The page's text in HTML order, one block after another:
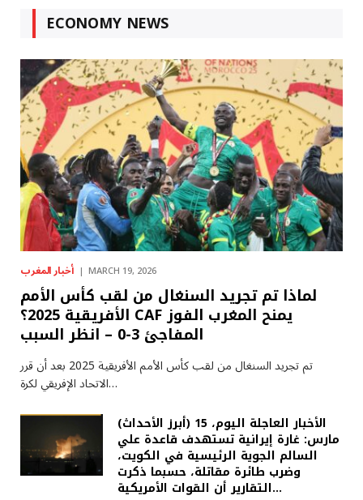
ECONOMY NEWS
أخبار المغرب MARCH 19, 2026
لماذا تم تجريد السنغال من لقب كأس الأمم
الأفريقية 2025؟ CAF يمنح المغرب الفوز
المفاجئ 3-0 – انظر السبب
تم تجريد السنغال من لقب كأس الأمم الأفريقية 2025 بعد أن قرر
الاتحاد الإفريقي لكرة…
(أبرز الأحداث) الأخبار العاجلة اليوم، 15
مارس: غارة إيرانية تستهدف قاعدة علي
السالم الجوية الرئيسية في الكويت،
وضرب طائرة مقاتلة، حسبما ذكرت
التقارير أن القوات الأمريكية…